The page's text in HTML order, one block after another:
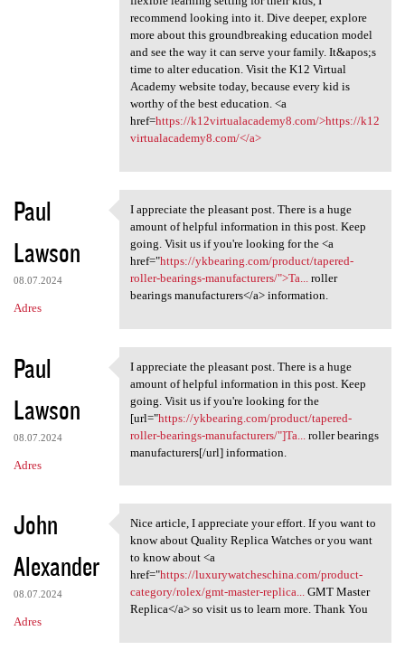
recommend looking into it. Dive deeper, explore
more about this groundbreaking education model
and see the way it can serve your family. It&apos;s
time to alter education. Visit the K12 Virtual
Academy website today, because every kid is
worthy of the best education. <a
href=https://k12virtualacademy8.com/>https://k12
virtualacademy8.com/</a>
Paul
Lawson
08.07.2024
Adres
I appreciate the pleasant
I appreciate the pleasant post. There is a huge
amount of helpful information in this post. Keep
going. Visit us if you're looking for the <a
href="https://ykbearing.com/product/tapered-
roller-bearings-manufacturers/">Ta...
roller
bearings manufacturers</a> information.
Paul
Lawson
08.07.2024
Adres
I appreciate the pleasant
I appreciate the pleasant post. There is a huge
amount of helpful information in this post. Keep
going. Visit us if you're looking for the
[url="https://ykbearing.com/product/tapered-
roller-bearings-manufacturers/"]Ta...
roller bearings
manufacturers[/url] information.
John
Alexander
08.07.2024
Adres
Nice article, I appreciate
Nice article, I appreciate your effort. If you want to
know about Quality Replica Watches or you want
to know about <a
href="https://luxurywatcheschina.com/product-
category/rolex/gmt-master-replica...GMT Master
Replica</a> so visit us to learn more. Thank You